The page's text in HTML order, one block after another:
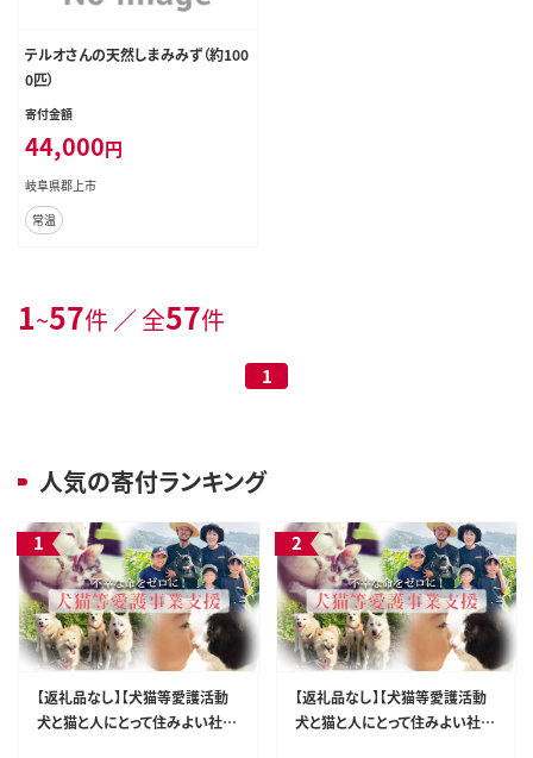
テルオさんの天然しまみみず（約100
0匹）
寄付金額
44,000円
岐阜県郡上市
常温
1~57件 ／ 全57件
1
人気の寄付ランキング
【返礼品なし】【犬猫等愛護活動
犬と猫と人にとって住みよい社会
【返礼品なし】【犬猫等愛護活動
犬と猫と人にとって住みよい社会